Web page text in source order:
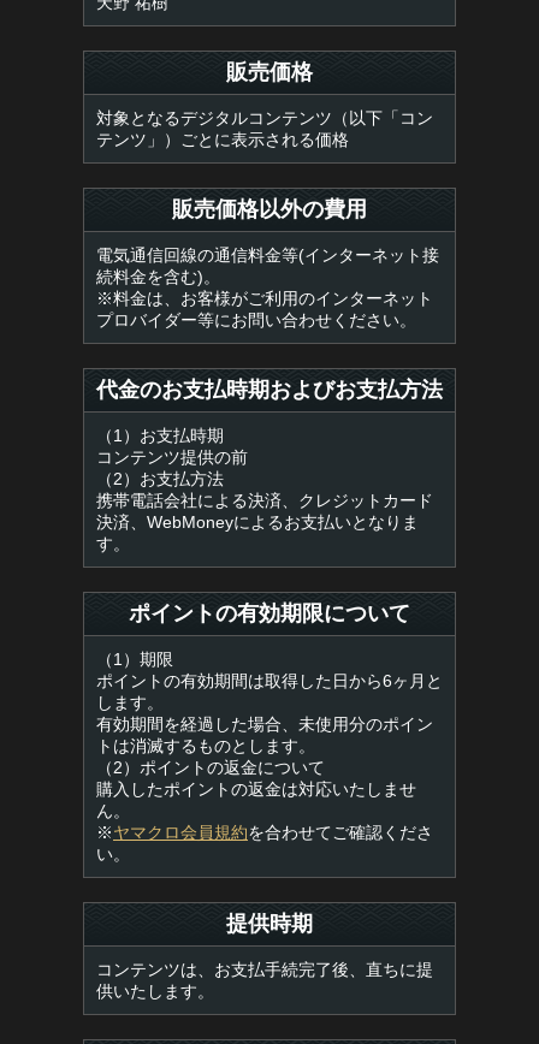
販売価格
対象となるデジタルコンテンツ（以下「コン
テンツ」）ごとに表示される価格
販売価格以外の費用
電気通信回線の通信料金等(インターネット接
続料金を含む)。
※料金は、お客様がご利用のインターネット
プロバイダー等にお問い合わせください。
代金のお支払時期およびお支払方法
（1）お支払時期
コンテンツ提供の前
（2）お支払方法
携帯電話会社による決済、クレジットカード
決済、WebMoneyによるお支払いとなりま
す。
ポイントの有効期限について
（1）期限
ポイントの有効期間は取得した日から6ヶ月と
します。
有効期間を経過した場合、未使用分のポイン
トは消滅するものとします。
（2）ポイントの返金について
購入したポイントの返金は対応いたしませ
ん。
※ヤマクロ会員規約を合わせてご確認くださ
い。
提供時期
コンテンツは、お支払手続完了後、直ちに提
供いたします。